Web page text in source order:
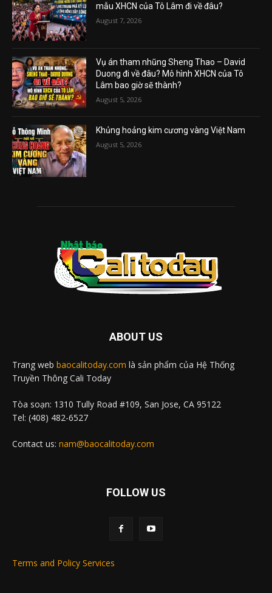
mẫu XHCN của Tô Lâm đi về đâu?
August 7, 2026
Vụ án tham nhũng Sheng Thao – David
Duong đi về đâu? Mô hình XHCN của Tô
Lâm bao giờ sẽ thành?
August 5, 2026
Khủng hoảng kim cương vàng Việt Nam
August 5, 2026
ABOUT US
Trang web baocalitoday.com là sản phẩm của Hệ Thống
Truyền Thông Cali Today
Tòa soạn: 1310 Tully Road #109, San Jose, CA 95122
Tel: (408) 482-6527
Contact us: nam@baocalitoday.com
FOLLOW US
Terms and Policy Services